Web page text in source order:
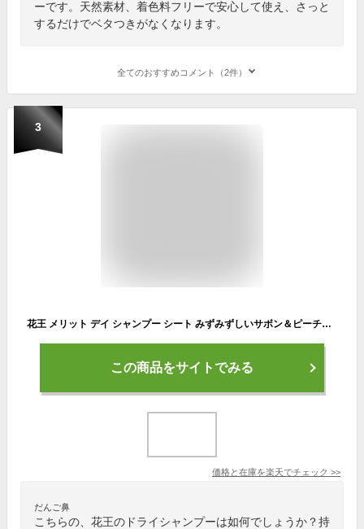
ーです。天然素材、着色料フリーで安心して使え、さっと
するだけでベタつきがなくなります。
全てのおすすめコメント（2件）
3
花王 メリット デイ シャンプー シート みずみずしいサボン＆ピーチの香り ドライシャンプー 12枚入×4個 災害 朝シャン 防災
この商品をサイトでみる
価格と在庫を楽天でチェック >>
だんご鼻
こちらの、花王のドライシャンプーは如何でしょうか？持